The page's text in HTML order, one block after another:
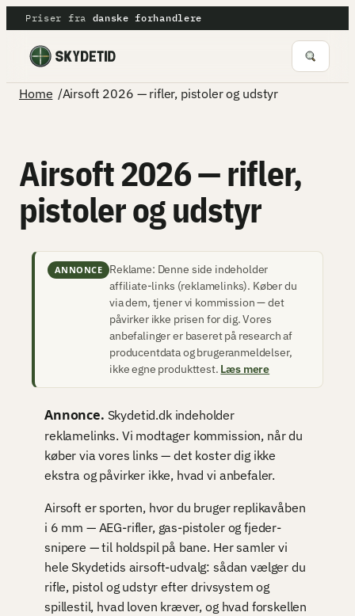
Spring
til
indhold
Priser fra danske forhandlere
Home /Airsoft 2026 — rifler, pistoler og udstyr
Airsoft 2026 — rifler,
pistoler og udstyr
ANNONCE
Reklame: Denne side indeholder
affiliate-links (reklamelinks). Køber du
via dem, tjener vi kommission — det
påvirker ikke prisen for dig. Vores
anbefalinger er baseret på research af
producentdata og brugeranmeldelser,
ikke egne produkttest. Læs mere
Annonce. Skydetid.dk indeholder
reklamelinks. Vi modtager kommission, når du
køber via vores links — det koster dig ikke
ekstra og påvirker ikke, hvad vi anbefaler.
Airsoft er sporten, hvor du bruger replikavåben
i 6 mm — AEG-rifler, gas-pistoler og fjeder-
snipere — til holdspil på bane. Her samler vi
hele Skydetids airsoft-udvalg: sådan vælger du
rifle, pistol og udstyr efter drivsystem og
spillestil, hvad loven kræver, og hvad forskellen